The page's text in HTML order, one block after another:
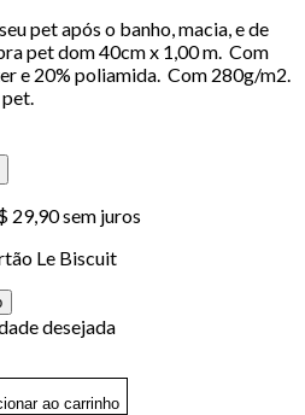
pet após o banho, macia, e de
pet dom 40cm x 1,00 m. Com
e 20% poliamida. Com 280g/m2.
pet.
29,90sem juros
Le Biscuit
desejada
ao carrinho